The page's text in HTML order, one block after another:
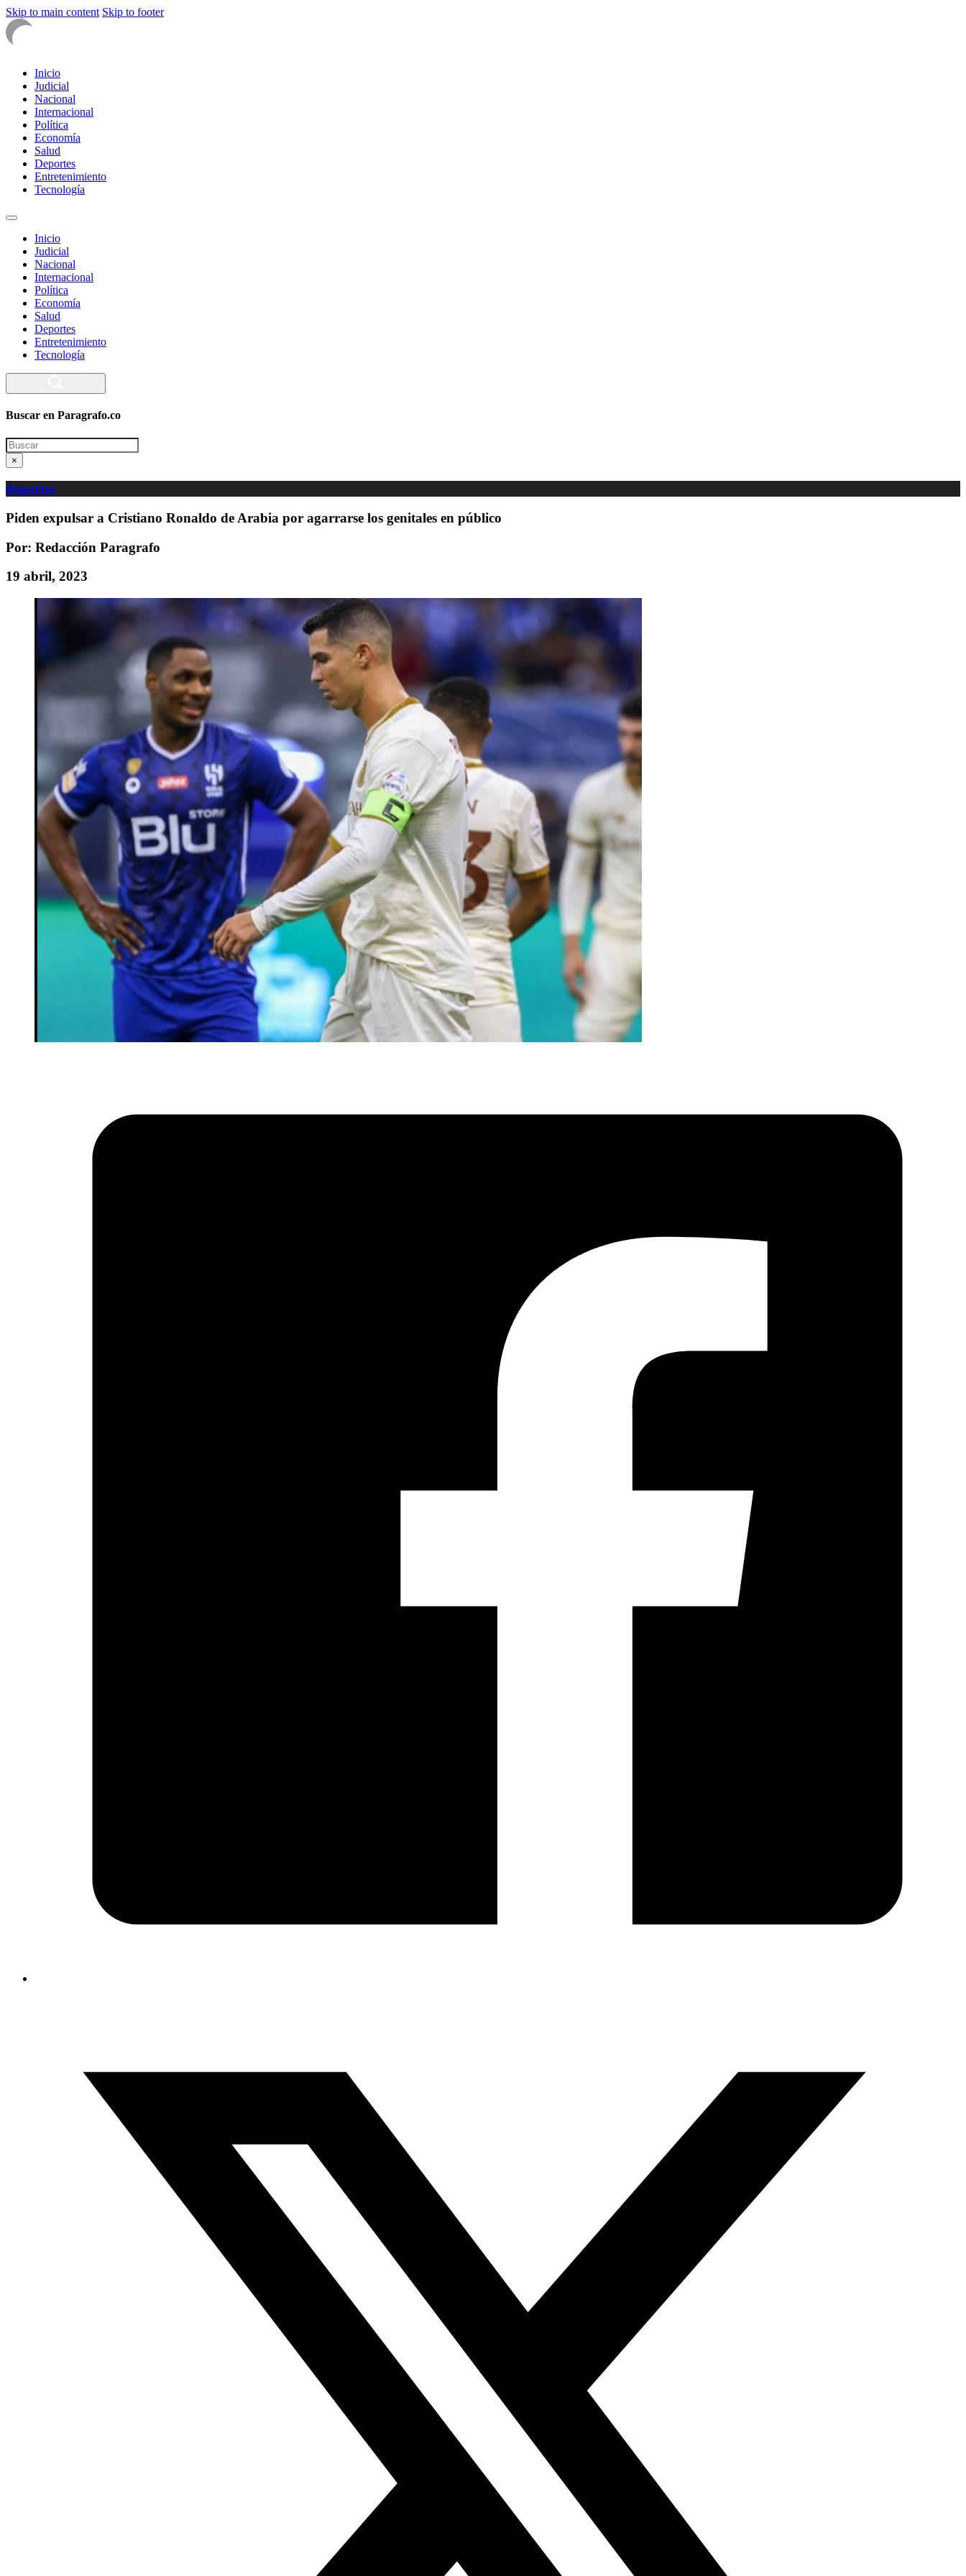
Skip to main content Skip to footer
Inicio
Judicial
Nacional
Internacional
Política
Economía
Salud
Deportes
Entretenimiento
Tecnología
Inicio
Judicial
Nacional
Internacional
Política
Economía
Salud
Deportes
Entretenimiento
Tecnología
Buscar en Paragrafo.co
Search
×
deportes
Piden expulsar a Cristiano Ronaldo de Arabia por agarrarse los genitales en público
Por: Redacción Paragrafo
19 abril, 2023